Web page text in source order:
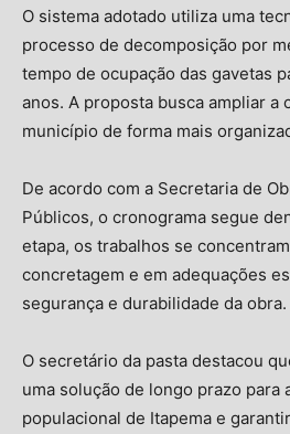
O sistema adotado utiliza uma
processo de decomposição por
tempo de ocupação das gavetas
anos. A proposta busca ampliar a
município de forma mais
De acordo com a Secretaria de
Públicos, o cronograma segue
etapa, os trabalhos se
concretagem e em adequações
segurança e durabilidade da obra.
O secretário da pasta destacou
uma solução de longo prazo para
populacional de Itapema e